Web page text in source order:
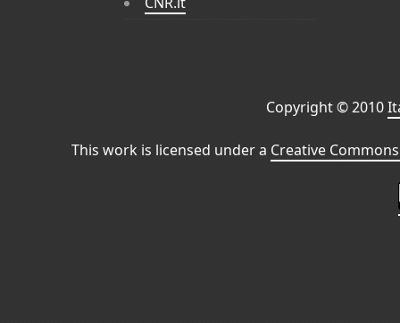
Copyright © 2010
This work is licensed under a Creative